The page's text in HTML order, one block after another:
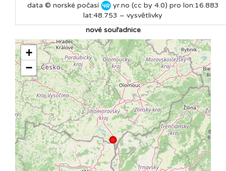
data © norské počasí
yr.no (cc by 4.0) pro lon:16.883
lat:48.753 – vysvětlivky
nové souřadnice
+
−